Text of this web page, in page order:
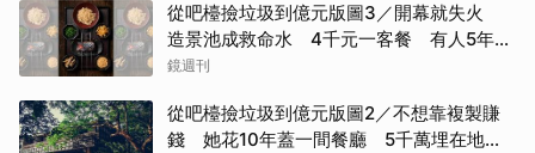
從吧檯撿垃圾到億元版圖3／開幕就失火
造景池成救命水 4千元一客餐 有人5年吃
了50次
鏡週刊
從吧檯撿垃圾到億元版圖2／不想靠複製賺
錢 她花10年蓋一間餐廳 5千萬埋在地下